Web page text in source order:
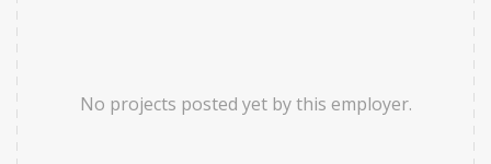
No projects posted yet by this employer.